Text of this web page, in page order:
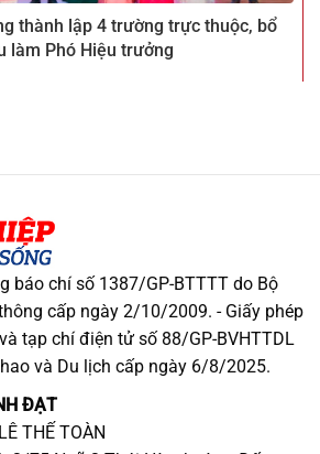
thành lập 4 trường trực thuộc, bổ
làm Phó Hiệu trưởng
báo chí số 1387/GP-BTTTT do Bộ
cấp ngày 2/10/2009. - Giấy phép
tạp chí điện tử số 88/GP-BVHTTDL
và Du lịch cấp ngày 6/8/2025.
ĐẠT
THẾ TOÀN